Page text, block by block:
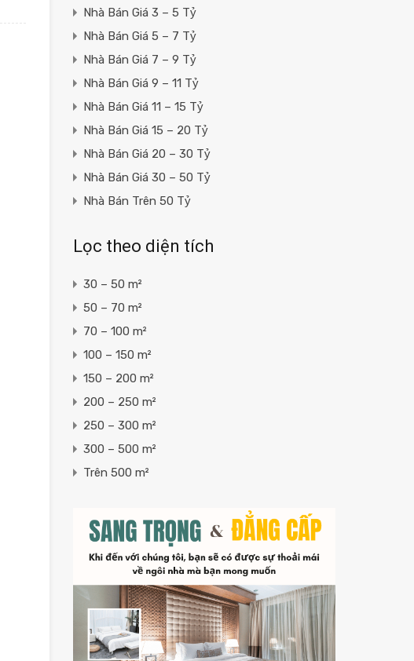
Nhà Bán Giá 3 – 5 Tỷ
Nhà Bán Giá 5 – 7 Tỷ
Nhà Bán Giá 7 – 9 Tỷ
Nhà Bán Giá 9 – 11 Tỷ
Nhà Bán Giá 11 – 15 Tỷ
Nhà Bán Giá 15 – 20 Tỷ
Nhà Bán Giá 20 – 30 Tỷ
Nhà Bán Giá 30 – 50 Tỷ
Nhà Bán Trên 50 Tỷ
Lọc theo diện tích
30 – 50 m²
50 – 70 m²
70 – 100 m²
100 – 150 m²
150 – 200 m²
200 – 250 m²
250 – 300 m²
300 – 500 m²
Trên 500 m²